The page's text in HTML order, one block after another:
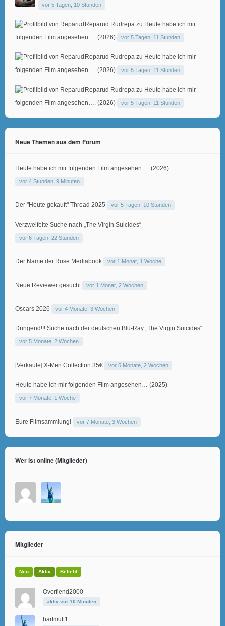
vor 5 Tagen, 10 Stunden
Reparud Rudrepa zu Heute habe ich mir
folgenden Film angesehen…. (2026)
vor 5 Tagen, 11 Stunden
Reparud Rudrepa zu Heute habe ich mir
folgenden Film angesehen…. (2026)
vor 5 Tagen, 11 Stunden
Reparud Rudrepa zu Heute habe ich mir
folgenden Film angesehen…. (2026)
vor 5 Tagen, 11 Stunden
Neue Themen aus dem Forum
Heute habe ich mir folgenden Film angesehen…. (2026)
vor 4 Stunden, 9 Minuten
Der "Heute gekauft" Thread 2025 vor 5 Tagen, 10 Stunden
Verzweifelte Suche nach „The Virgin Suicides“
vor 6 Tagen, 22 Stunden
Der Name der Rose Mediabook vor 1 Monat, 1 Woche
Neue Reviewer gesucht vor 1 Monat, 2 Wochen
Oscars 2026 vor 4 Monate, 3 Wochen
Dringend!!! Suche nach der deutschen Blu-Ray „The Virgin Suicides“
vor 5 Monate, 2 Wochen
[Verkaufe] X-Men Collection 35€ vor 5 Monate, 2 Wochen
Heute habe ich mir folgenden Film angesehen… (2025)
vor 7 Monate, 1 Woche
Eure Filmsammlung! vor 7 Monate, 3 Wochen
Wer ist online (Mitglieder)
Mitglieder
Neu Aktiv Beliebt
Overfiend2000
aktiv vor 10 Minuten
hartmutt1